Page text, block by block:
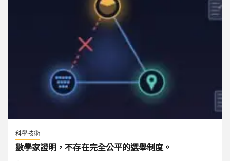
科學技術
數學家證明，不存在完全公平的選舉制度。